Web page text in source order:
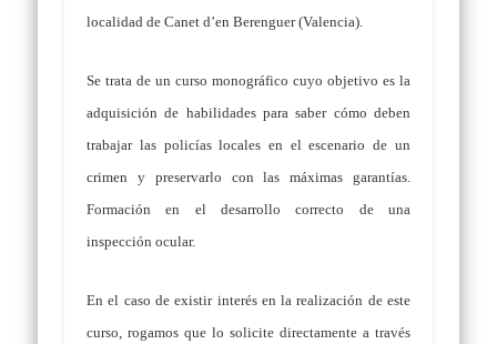
localidad de Canet d’en Berenguer (Valencia).
Se trata de un curso monográfico cuyo objetivo es la
adquisición de habilidades para saber cómo deben
trabajar las policías locales en el escenario de un
crimen y preservarlo con las máximas garantías.
Formación en el desarrollo correcto de una
inspección ocular.
En el caso de existir interés en la realización de este
curso, rogamos que lo solicite directamente a través